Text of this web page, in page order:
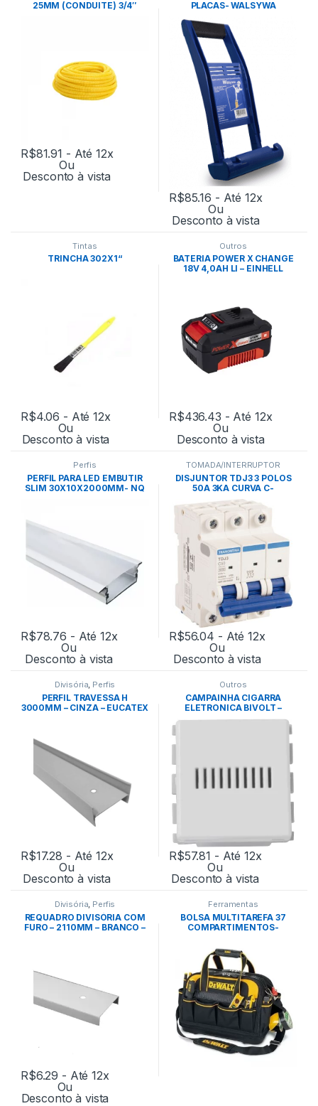
25MM (CONDUITE) 3/4″
R$81.91 - Até 12x
Ou
Desconto à vista
PLACAS- WALSYWA
R$85.16 - Até 12x
Ou
Desconto à vista
Tintas
TRINCHA 302X1“
R$4.06 - Até 12x
Ou
Desconto à vista
Outros
BATERIA POWER X CHANGE
18V 4,0AH LI – EINHELL
R$436.43 - Até 12x
Ou
Desconto à vista
Perfis
PERFIL PARA LED EMBUTIR
SLIM 30X10X2000MM- NQ
R$78.76 - Até 12x
Ou
Desconto à vista
TOMADA/INTERRUPTOR
DISJUNTOR TDJ3 3 POLOS
50A 3KA CURVA C-
TRAMONTINA
R$56.04 - Até 12x
Ou
Desconto à vista
Divisória, Perfis
PERFIL TRAVESSA H
3000MM – CINZA – EUCATEX
R$17.28 - Até 12x
Ou
Desconto à vista
Outros
CAMPAINHA CIGARRA
ELETRONICA BIVOLT –
TRAMONTINA
R$57.81 - Até 12x
Ou
Desconto à vista
Divisória Perfis
REQUADRO DIVISÓRIA COM
FURO – 2110MM – BRANCO –
R$6.29 - Até 12x
Ou
Desconto à vista
Ferramentas
BOLSA MULTITAREFA 37
COMPARTIMENTOS-